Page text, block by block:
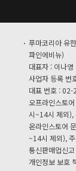
푸마코리아 유
파인에비뉴)
대표자 : 이나영
사업자 등록
대표 번호 :
오프라인스토
시~14시 제외),
온라인스토어
~14시 제외),
통신판매업신
개인정보 보호